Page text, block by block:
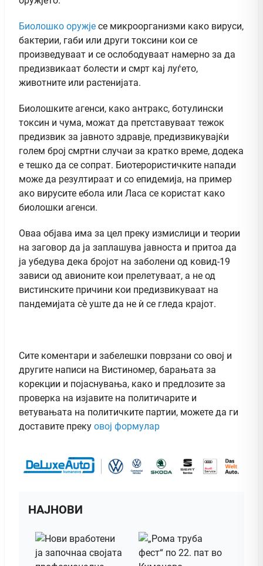
Биолошко оружје се микроорганизми како вируси,
бактерии, габи или други токсини кои се
произведуваат и се ослободуваат намерно за да
предизвикаат болести и смрт кај луѓето,
животните или растенијата.
Биолошките агенси, како антракс, ботулински
токсин и чума, можат да претставуваат тежок
предизвик за јавното здравје, предизвикувајќи
голем број смртни случаи за кратко време, додека
е тешко да се сопрат. Биотерористичките напади
може да резултираат и со епидемија, на пример
ако вирусите ебола или Ласа се користат како
биолошки агенси.
Оваа објава има за цел преку измислици и теории
на заговор да ја заплашува јавноста и притоа да
ја убедува дека бројот на заболени од ковид-19
зависи од авионите кои прелетуваат, а не од
вистинските причини кои предизвикуваат на
пандемијата сè уште да не ѝ се гледа крајот.
Сите коментари и забелешки поврзани со овој и
другите написи на Вистиномер, барањата за
корекции и појаснувања, како и предлозите за
проверка на изјавите на политичарите и
ветувањата на политичките партии, можете да ги
доставите преку овој формулар
НАЈНОВИ